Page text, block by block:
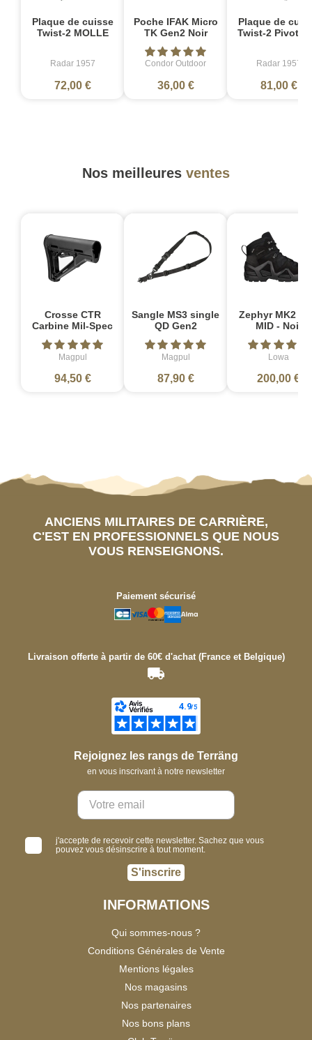
Plaque de cuisse
Twist-2 MOLLE
Radar 1957
72,00 €
Poche IFAK Micro
TK Gen2 Noir
Condor Outdoor
36,00 €
Plaque de
Twist-2
Radar 1957
81,00 €
Nos meilleures ventes
Crosse CTR
Carbine Mil-Spec
Magpul
94,50 €
Sangle MS3 single
QD Gen2
Magpul
87,90 €
Zephyr MK2
MID - Noir
Lowa
200,00 €
ANCIENS MILITAIRES DE CARRIÈRE,
C'EST EN PROFESSIONNELS QUE NOUS
VOUS RENSEIGNONS.
Paiement sécurisé
Livraison offerte à partir de 60€ d'achat (France et Belgique)
Rejoignez les rangs de Terräng
en vous inscrivant à notre newsletter
j'accepte de recevoir cette newsletter. Sachez que vous
pouvez vous désinscrire à tout moment.
S'inscrire
INFORMATIONS
Qui sommes-nous ?
Conditions Générales de Vente
Mentions légales
Nos magasins
Nos partenaires
Nos bons plans